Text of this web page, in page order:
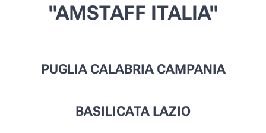
"AMSTAFF ITALIA"
PUGLIA CALABRIA CAMPANIA
BASILICATA LAZIO